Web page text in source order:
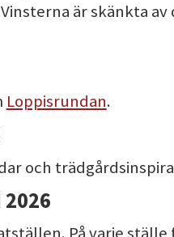
är skänkta
Loppisrundan.
och